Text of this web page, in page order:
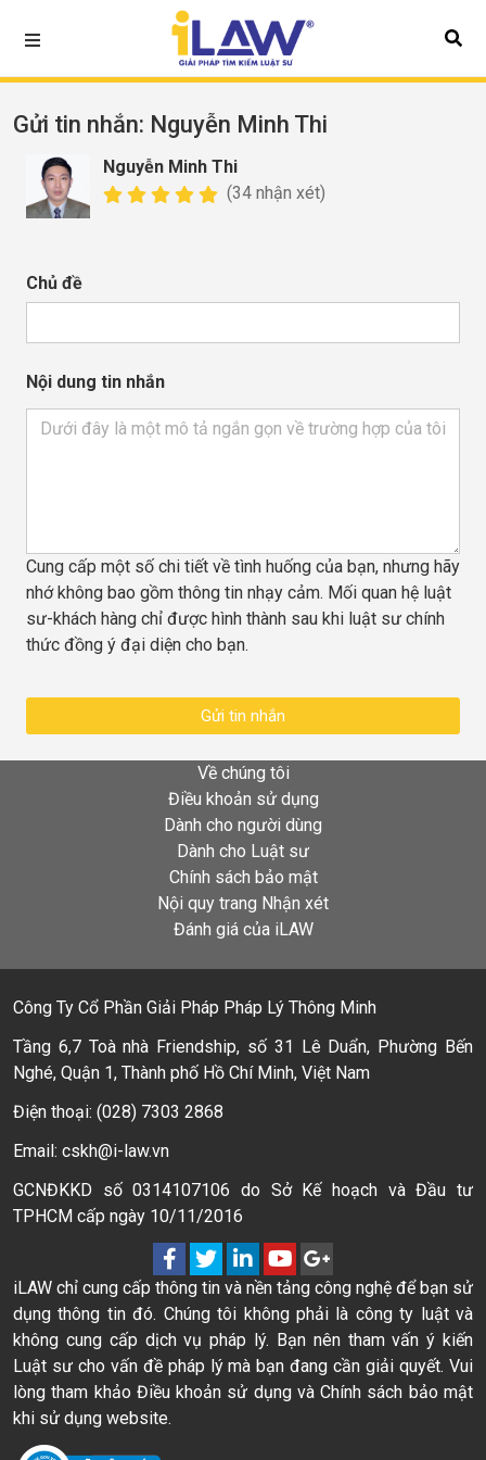
Gửi tin nhắn: Nguyễn Minh Thi
Nguyễn Minh Thi
(34 nhận xét)
Chủ đề
Nội dung tin nhắn
Cung cấp một số chi tiết về tình huống của bạn, nhưng hãy
nhớ không bao gồm thông tin nhạy cảm. Mối quan hệ luật
sư-khách hàng chỉ được hình thành sau khi luật sư chính
thức đồng ý đại diện cho bạn.
Gửi tin nhắn
Về chúng tôi
Điều khoản sử dụng
Dành cho người dùng
Dành cho Luật sư
Chính sách bảo mật
Nội quy trang Nhận xét
Đánh giá của iLAW
Công Ty Cổ Phần Giải Pháp Pháp Lý Thông Minh
Tầng 6,7 Toà nhà Friendship, số 31 Lê Duẩn, Phường Bến
Nghé, Quận 1, Thành phố Hồ Chí Minh, Việt Nam
Điện thoại: (028) 7303 2868
Email: cskh@i-law.vn
GCNĐKKD số 0314107106 do Sở Kế hoạch và Đầu tư
TPHCM cấp ngày 10/11/2016
iLAW chỉ cung cấp thông tin và nền tảng công nghệ để bạn sử
dụng thông tin đó. Chúng tôi không phải là công ty luật và
không cung cấp dịch vụ pháp lý. Bạn nên tham vấn ý kiến
Luật sư cho vấn đề pháp lý mà bạn đang cần giải quyết. Vui
lòng tham khảo Điều khoản sử dụng và Chính sách bảo mật
khi sử dụng website.